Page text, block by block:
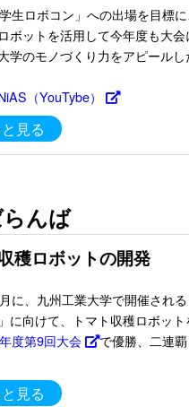
学生ロボコン」への出場を目標
ボットを活用して今年度も大
学のモノづくり力をアピール
（YouTybe）
見る
んば
穫ロボットの開発
に、九州工業大学で開催され
に向けて、トマト収穫ロボット
度第9回大会
で優勝、二連
見る